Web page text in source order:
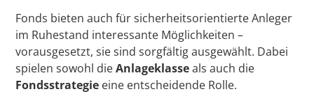
Fonds bieten auch für sicherheitsorientierte Anleger
im Ruhestand interessante Möglichkeiten –
vorausgesetzt, sie sind sorgfältig ausgewählt. Dabei
spielen sowohl dieAnlageklasseals auch die
Fondsstrategie eine entscheidende Rolle.